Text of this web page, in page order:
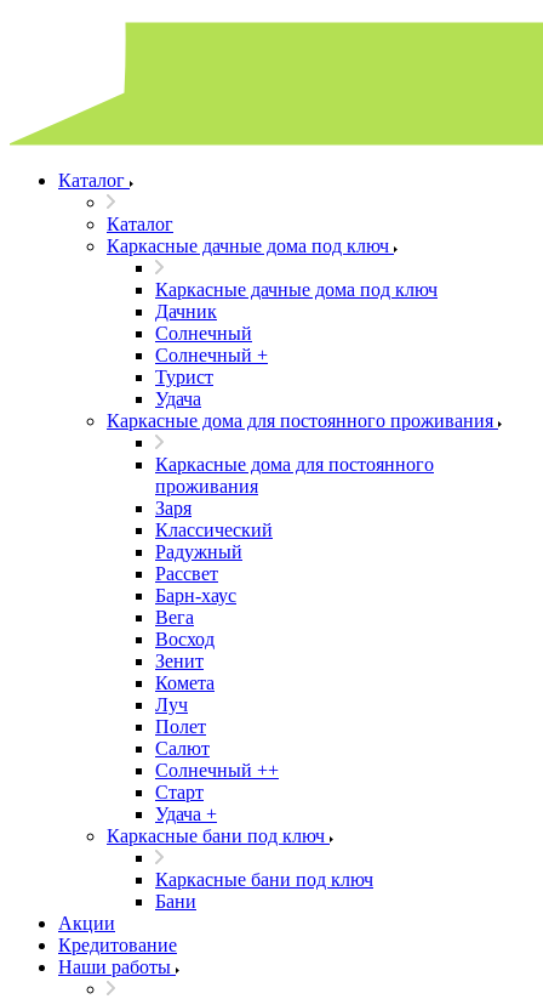
Каталог
Каталог
Каркасные дачные дома под ключ
Каркасные дачные дома под ключ
Дачник
Солнечный
Солнечный +
Турист
Удача
Каркасные дома для постоянного проживания
Каркасные дома для постоянного
проживания
Заря
Классический
Радужный
Рассвет
Барн-хаус
Вега
Восход
Зенит
Комета
Луч
Полет
Салют
Солнечный ++
Старт
Удача +
Каркасные бани под ключ
Каркасные бани под ключ
Бани
Акции
Кредитование
Наши работы